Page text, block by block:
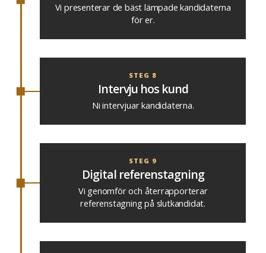
Vi presenterar de bäst lämpade kandidaterna
för er.
STEG 8
Intervju hos kund
Ni intervjuar kandidaterna.
STEG 9
Digital referenstagning
Vi genomför och återrapporterar
referenstagning på slutkandidat.